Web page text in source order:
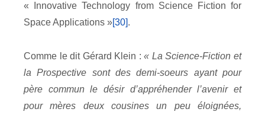
« Innovative Technology from Science Fiction for
Space Applications »[30].
Comme le dit Gérard Klein :« La Science-Fiction et
la Prospective sont des demi-soeurs ayant pour
père commun le désir d’appréhender l’avenir et
pour mères deux cousines un peu éloignées,